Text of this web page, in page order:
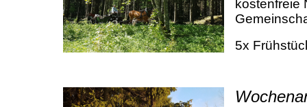
kostenfreie
5x